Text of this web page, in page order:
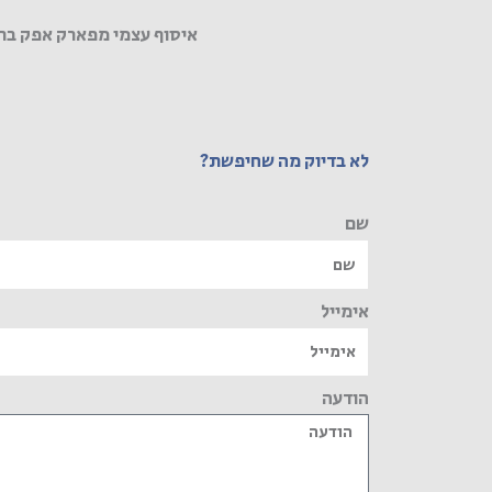
איסוף עצמי מפארק אפק
לא בדיוק מה שחיפשת?
שם
אימייל
הודעה